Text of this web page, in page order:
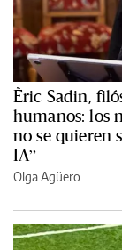
Èric Sadin,
humanos: los
no se quieren
IA”
Olga Agüero